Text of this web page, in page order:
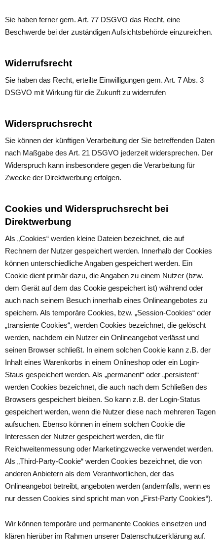
Sie haben ferner gem. Art. 77 DSGVO das Recht, eine
Beschwerde bei der zuständigen Aufsichtsbehörde einzureichen.
Widerrufsrecht
Sie haben das Recht, erteilte Einwilligungen gem. Art. 7 Abs. 3
DSGVO mit Wirkung für die Zukunft zu widerrufen
Widerspruchsrecht
Sie können der künftigen Verarbeitung der Sie betreffenden Daten
nach Maßgabe des Art. 21 DSGVO jederzeit widersprechen. Der
Widerspruch kann insbesondere gegen die Verarbeitung für
Zwecke der Direktwerbung erfolgen.
Cookies und Widerspruchsrecht bei
Direktwerbung
Als „Cookies“ werden kleine Dateien bezeichnet, die auf
Rechnern der Nutzer gespeichert werden. Innerhalb der Cookies
können unterschiedliche Angaben gespeichert werden. Ein
Cookie dient primär dazu, die Angaben zu einem Nutzer (bzw.
dem Gerät auf dem das Cookie gespeichert ist) während oder
auch nach seinem Besuch innerhalb eines Onlineangebotes zu
speichern. Als temporäre Cookies, bzw. „Session-Cookies“ oder
„transiente Cookies“, werden Cookies bezeichnet, die gelöscht
werden, nachdem ein Nutzer ein Onlineangebot verlässt und
seinen Browser schließt. In einem solchen Cookie kann z.B. der
Inhalt eines Warenkorbs in einem Onlineshop oder ein Login-
Staus gespeichert werden. Als „permanent“ oder „persistent“
werden Cookies bezeichnet, die auch nach dem Schließen des
Browsers gespeichert bleiben. So kann z.B. der Login-Status
gespeichert werden, wenn die Nutzer diese nach mehreren Tagen
aufsuchen. Ebenso können in einem solchen Cookie die
Interessen der Nutzer gespeichert werden, die für
Reichweitenmessung oder Marketingzwecke verwendet werden.
Als „Third-Party-Cookie“ werden Cookies bezeichnet, die von
anderen Anbietern als dem Verantwortlichen, der das
Onlineangebot betreibt, angeboten werden (andernfalls, wenn es
nur dessen Cookies sind spricht man von „First-Party Cookies“).
Wir können temporäre und permanente Cookies einsetzen und
klären hierüber im Rahmen unserer Datenschutzerklärung auf.